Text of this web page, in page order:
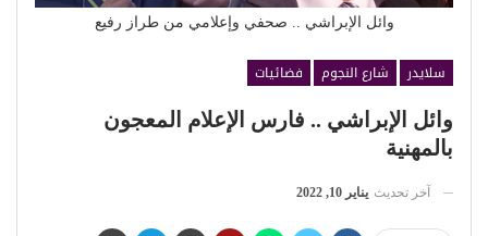
وائل الإبراشي .. صحفي وإعلامي من طراز رفيع
سلايدر شارع النجوم
فضائيات
وائل الإبراشي .. فارس الإعلام المعجون
بالمهنية
آخر تحديث يناير 10, 2022